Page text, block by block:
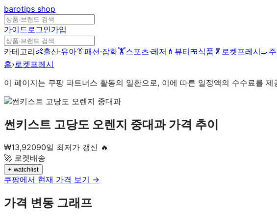
barotips shop
가이드로그인가입
카테고리👶출산·유아👔패션·잡화🏋️스포츠·레저 💄 뷰티🍱식품 🥬 로켓프레시🍳
홈›로켓프레시
이 페이지는 쿠팡 파트너스 활동의 일환으로, 이에 따른 일정액의 수수료를 제
썬키스트 고당도 오렌지 중대과가격 추이
₩13,92090일 최저가 갱신 🔥
🚀 로켓배송
+ watchlist
쿠팡에서 현재 가격 보기 →
가격 변동 그래프